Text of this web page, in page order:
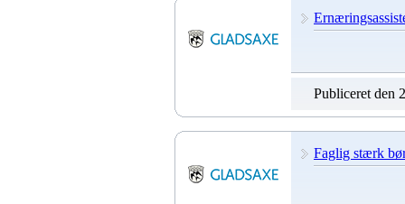
Publiceret den
Faglig stærk